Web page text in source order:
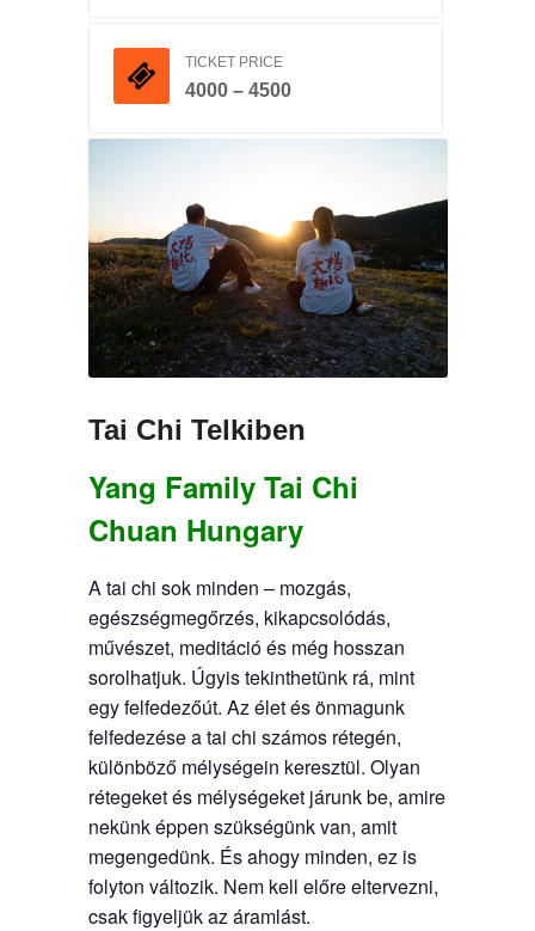
TICKET PRICE
4000 – 4500
Tai Chi Telkiben
Yang Family Tai Chi
Chuan Hungary
A tai chi sok minden – mozgás,
egészségmegőrzés, kikapcsolódás,
művészet, meditáció és még hosszan
sorolhatjuk. Úgyis tekinthetünk rá, mint
egy felfedezőút. Az élet és önmagunk
felfedezése a tai chi számos rétegén,
különböző mélységein keresztül. Olyan
rétegeket és mélységeket járunk be, amire
nekünk éppen szükségünk van, amit
megengedünk. És ahogy minden, ez is
folyton változik. Nem kell előre eltervezni,
csak figyeljük az áramlást.